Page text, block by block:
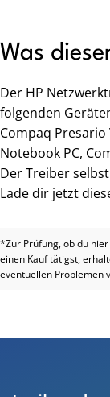
Was
Der HP
folgenden
Compaq Presario
Notebook PC,
Der Treiber
Lade dir jetzt
*Zur Prüfung, ob du
einen Kauf tätigst,
eventuellen Problemen